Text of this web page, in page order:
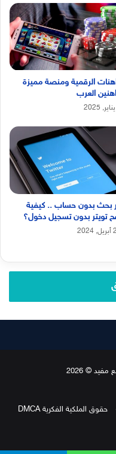
الرقمية ومنصة مميزة
العرب
بحث بدون حساب .. كيفية
تويتر بدون تسجيل دخول؟
© 2026
حقوق الملكية الفكرية DMCA